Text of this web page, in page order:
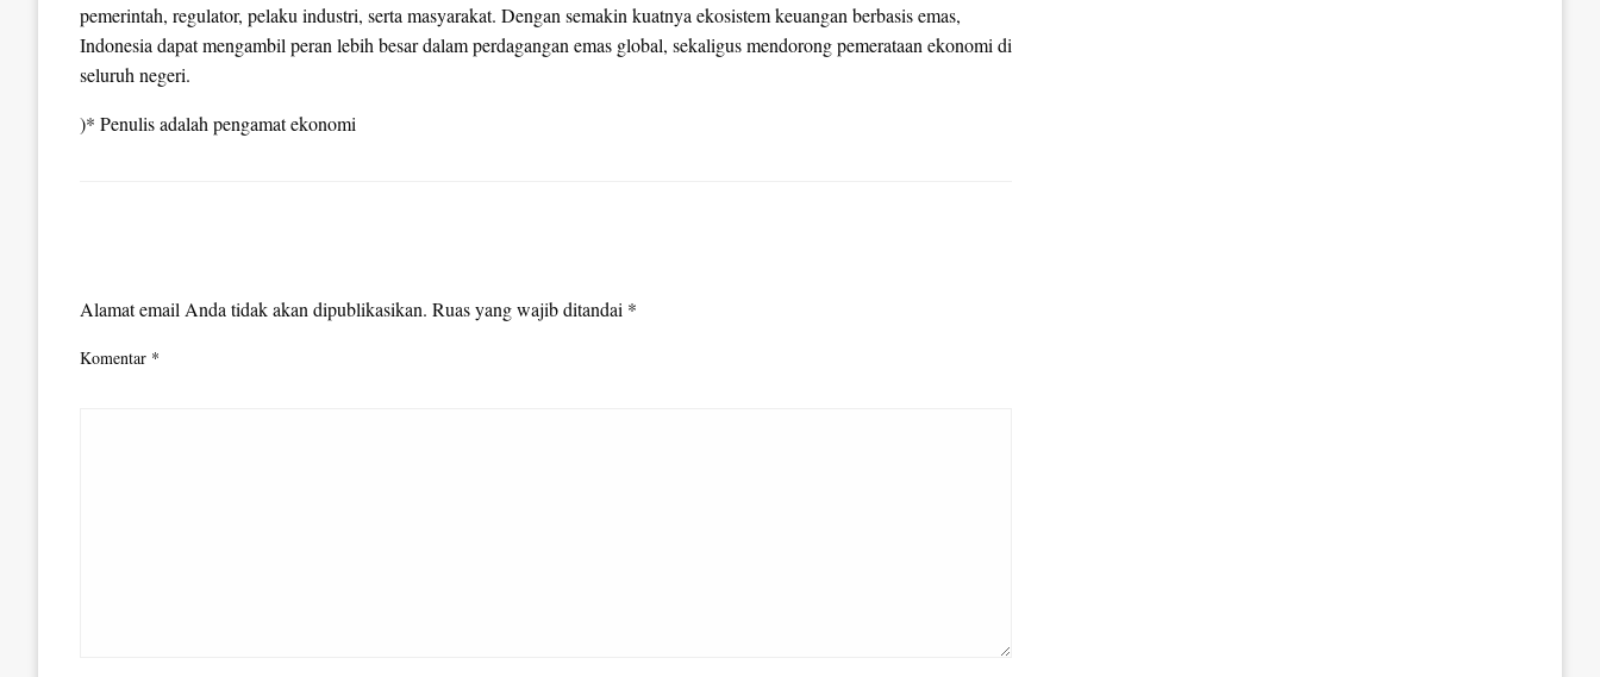
pemerintah, regulator, pelaku industri, serta masyarakat. Dengan semakin kuatnya ekosistem keuangan berbasis emas,
Indonesia dapat mengambil peran lebih besar dalam perdagangan emas global, sekaligus mendorong pemerataan ekonomi di
seluruh negeri.
)* Penulis adalah pengamat ekonomi
Alamat email Anda tidak akan dipublikasikan. Ruas yang wajib ditandai *
Komentar *